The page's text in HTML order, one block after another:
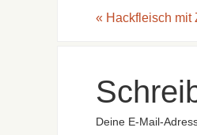
« Hackfleisch mit
Deine E-Mail-